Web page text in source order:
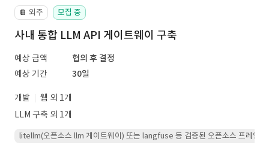
📔 외주 모집 중
사내 통합 LLM API 게이트웨이 구축
예상 금액
협의 후 결정
예상 기간
30일
개발
웹 외 1개
LLM 구축 외 1개
litellm(오픈소스 llm 게이트웨이) 또는 langfuse 등 검증된 오픈소스 프레임워